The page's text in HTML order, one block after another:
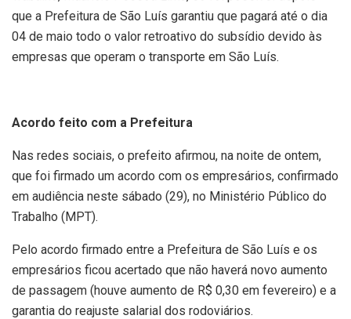
que a Prefeitura de São Luís garantiu que pagará até o dia
04 de maio todo o valor retroativo do subsídio devido às
empresas que operam o transporte em São Luís.
Acordo feito com a Prefeitura
Nas redes sociais, o prefeito afirmou, na noite de ontem,
que foi firmado um acordo com os empresários, confirmado
em audiência neste sábado (29), no Ministério Público do
Trabalho (MPT).
Pelo acordo firmado entre a Prefeitura de São Luís e os
empresários ficou acertado que não haverá novo aumento
de passagem (houve aumento de R$ 0,30 em fevereiro) e a
garantia do reajuste salarial dos rodoviários.